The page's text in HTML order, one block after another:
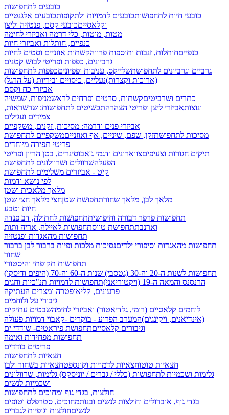
כובעים לתחפושות
כובעי חיות לתחפושותכובעים לדמויות ולתקופותכובעים אלגנטיים
וקלאסייםכובעי קסם, פנטזיה וליצן
מטות, מוטות, כלי דרמה ואביזרי לחימה
כנפיים, חותלות ואביזרי חיות
כנפייםחותלות, זנבות ותוספות פרווהקשתות אוזניים וסטים לחיות
גרביונים, כפפות ופריטי לבוש קטנים
גרביים וגרביונים לתחפושתשלייקס, עניבות ופפיוניםכפפות לתחפושות
(ארוכות וקצרות)נעליים, כיסויים וביריות (על הרגל)
אביזרי כח וקסם
כתרים ושרביטיםקשתות, סרטים ופרחים לראשמניפות, שמשיה
ונוצותאביזרי ליצן ופריטי הצהרהתכשיטים לתחפושות: שרשראות,
צמידים ועגילים
אביזרי פנים ודרמה: מסיכות, זקנים, משקפיים
מסיכות לתחפושתזקן, שפם, שיניים, אף ואוזנייםמשקפיים לתחפושת
פריטי תפירה מיוחדים
תיקים חגורות וצעיפיםצווארונים ודגמי ג'אבוסינרים, בטן הריון ופריטי
הפעלהשרוולים ושרוולונים לתחפושת
קיט - אביזרים משלימים לתחפושת
לפי נושא ודמות
מלאך מלאכית ושטן
מלאך לבן, מלאך שחורתחפושת שטןחצי מלאך חצי שטן
חיות וטבע
תחפושות פרפר דבורה וחיפושיתתחפושות לחתולה, דב פנדה
וארנבתתחפושת טווסתחפושות לאיילה, אריה ותות
תחפושות מהאגדות ופנטזיה
תחפושות מהאגדות וסיפורי ילדיםנסיכות מלכות ופיות ברבור לבן ברבור
שחור
תחפושות תקופתי והיסטורי
תחפושות לשנות ה-20 וה-30 (גטסבי)
שנות ה-60 וה-70 (היפים ודיסקו)
הרנסנס והמאה ה-19 (ויקטוריאני)
תחפושות לדמויות תנ"כיות וחגים
פרעונים, קליאופטרה ומצרים העתיקה
גיבורי על ולוחמים
לוחמים קלאסיים (רומי, גלדיאטור) ואביזרי לחימהשבטים עתיקים
(אינדיאנים, ויקינגים)המערב הפרוע - בוקרים -קאבוי דמויות פעולה
וגיבורים קלאסייםתחפושת פיראטים- שודדי ים
תחפושות מפחידות ואימה
פריטים בודדים
חצאיות לתחפושות
חצאיות טוטוחצאיות לדמויות וקונספטחצאיות בשחור ולבן
גלימות ושכמיות לתחפושות (כללי / גברים / יוניסקס) גלימות, שרוולונים
ושכמיות לנשים
חולצות, בגדי גוף ומחוכים לתחפושות
בגדי גוף, אוברולים וחולצות לנשים ובנותמחוכים, סטרפלס וטופים
לנשיםחולצות וגופיות לגברים